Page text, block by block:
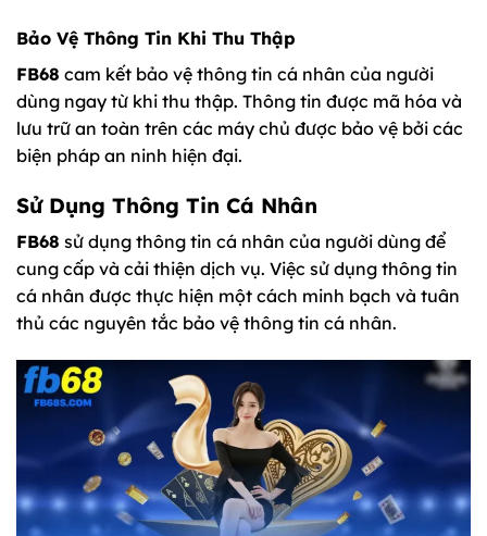
Bảo Vệ Thông Tin Khi Thu Thập
FB68 cam kết bảo vệ thông tin cá nhân của người
dùng ngay từ khi thu thập. Thông tin được mã hóa và
lưu trữ an toàn trên các máy chủ được bảo vệ bởi các
biện pháp an ninh hiện đại.
Sử Dụng Thông Tin Cá Nhân
FB68 sử dụng thông tin cá nhân của người dùng để
cung cấp và cải thiện dịch vụ. Việc sử dụng thông tin
cá nhân được thực hiện một cách minh bạch và tuân
thủ các nguyên tắc bảo vệ thông tin cá nhân.